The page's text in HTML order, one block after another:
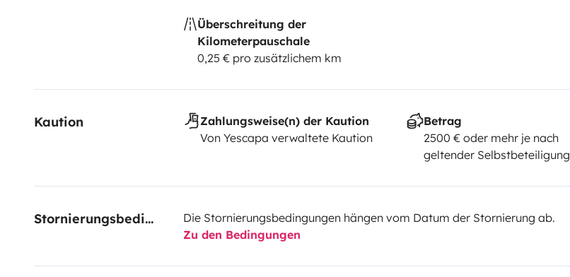
Überschreitung der
Kilometerpauschale
0,25 € pro zusätzlichem km
Kaution
Zahlungsweise(n) der Kaution
Von Yescapa verwaltete Kaution
Betrag
2500 € oder mehr je nach
geltender Selbstbeteiligung
Stornierungsbedingungen
Die Stornierungsbedingungen hängen vom Datum der Stornierung ab.
Zu den Bedingungen